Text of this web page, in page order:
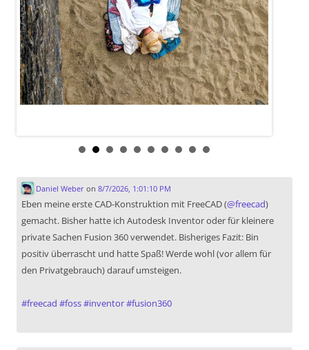
Daniel Weberon 8/7/2026, 1:01:10 PM
Eben meine erste CAD-Konstruktion mit FreeCAD (@freecad)
gemacht. Bisher hatte ich Autodesk Inventor oder für kleinere
private Sachen Fusion 360 verwendet. Bisheriges Fazit: Bin
positiv überrascht und hatte Spaß! Werde wohl (vor allem für
den Privatgebrauch) darauf umsteigen.
#freecad #foss#inventor#fusion360